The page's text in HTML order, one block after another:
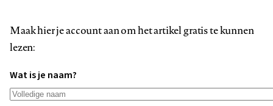
Maak hier je account aan om het artikel gratis te kunnen
lezen:
Wat is je naam?